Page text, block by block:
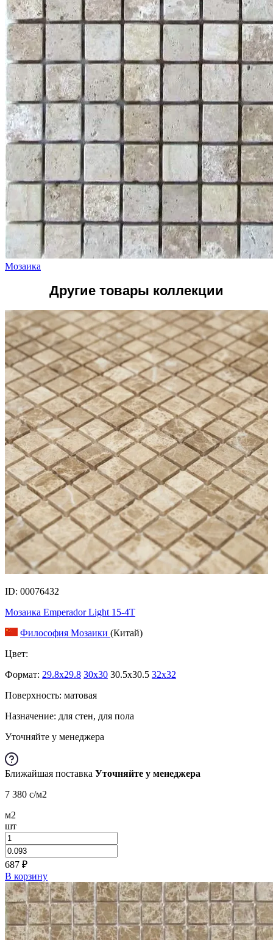
Мозаика
Другие товары коллекции
ID: 00076432
Мозаика Emperador Light 15-4T
Философия Мозаики (Китай)
Цвет:
Формат: 29.8x29.8 30x30 30.5x30.5 32x32
Поверхность: матовая
Назначение: для стен, для пола
Уточняйте у менеджера
Ближайшая поставка Уточняйте у менеджера
7 380 c/м2
м2
шт
687 ₽
В корзину